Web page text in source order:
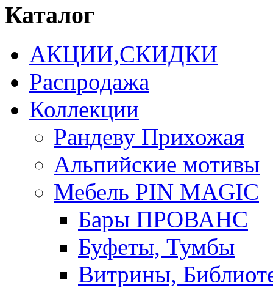
Каталог
АКЦИИ,СКИДКИ
Распродажа
Коллекции
Рандеву Прихожая
Альпийские мотивы
Мебель PIN MAGIС
Бары ПРОВАНС
Буфеты, Тумбы
Витрины,